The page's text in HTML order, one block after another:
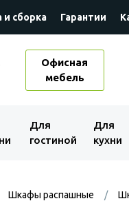
и сборка Гарантии
Офисная
мебель
Для
гостиной
Для
кухни
Шкафы распашные